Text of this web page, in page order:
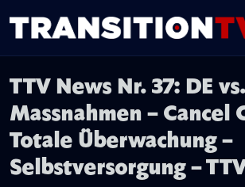
TTV News Nr. 37: DE
Massnahmen – Cancel
Totale Überwachung –
Selbstversorgung –